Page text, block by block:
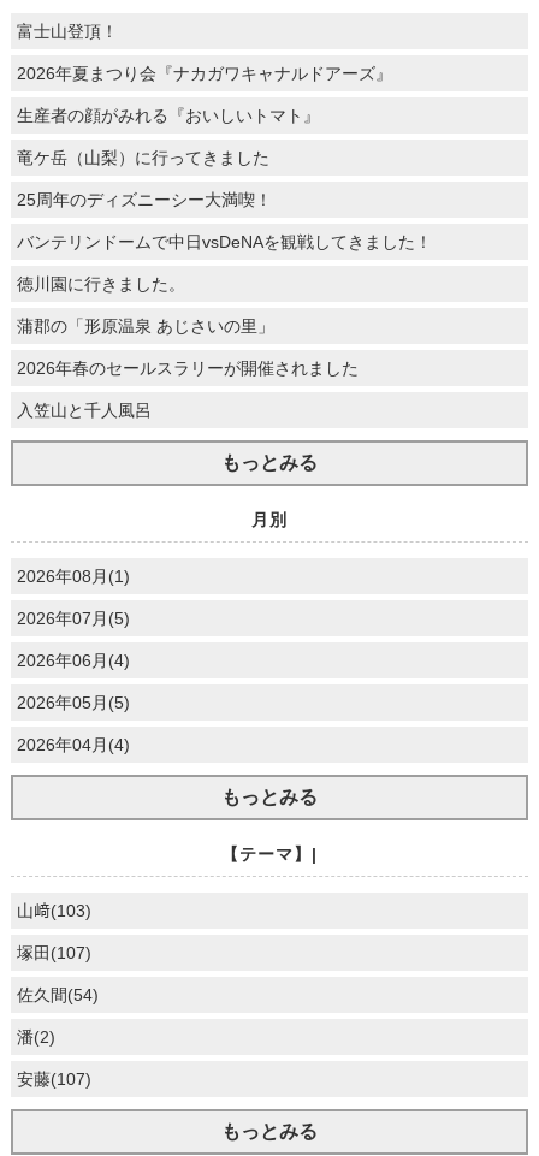
富士山登頂！
2026年夏まつり会『ナカガワキャナルドアーズ』
生産者の顔がみれる『おいしいトマト』
竜ケ岳（山梨）に行ってきました
25周年のディズニーシー大満喫！
バンテリンドームで中日vsDeNAを観戦してきました！
徳川園に行きました。
蒲郡の「形原温泉 あじさいの里」
2026年春のセールスラリーが開催されました
入笠山と千人風呂
もっとみる
月別
2026年08月(1)
2026年07月(5)
2026年06月(4)
2026年05月(5)
2026年04月(4)
もっとみる
【テーマ】|
山﨑(103)
塚田(107)
佐久間(54)
潘(2)
安藤(107)
もっとみる